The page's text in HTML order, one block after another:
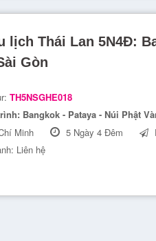
lịch Thái Lan 5N4Đ:
Gòn
TH5NSGHE018
Bangkok - Pataya - Núi Phật
Minh
5 Ngày 4 Đêm
Liên hệ